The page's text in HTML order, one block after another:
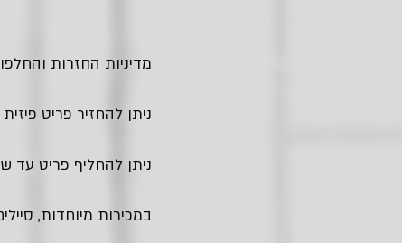
מדיניות החזרות
ניתן להחזיר פריט פיזית לחנות בגבעתיים
ניתן להחליף פריט עד
במכירות מיוחדות,